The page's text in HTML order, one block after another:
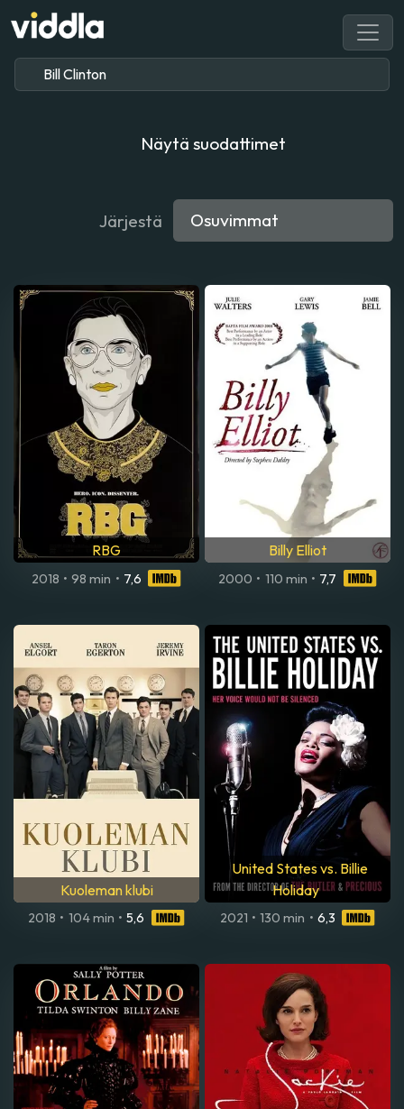
Näytä suodattimet
Järjestä
RBG
2018 • 98 min • 7,6
Billy Elliot
2000 • 110 min • 7,7
Kuoleman klubi
2018 • 104 min • 5,6
United States vs. Billie
Holiday
2021 • 130 min • 6,3